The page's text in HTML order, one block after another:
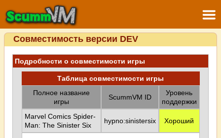
Совместимость версии DEV
Подробности о совместимости игры
Таблица совместимости игры
Полное название
игры
ScummVM ID
Уровень
поддержки
Marvel Comics Spider-
Man: The Sinister Six
hypno:sinistersix Хороший